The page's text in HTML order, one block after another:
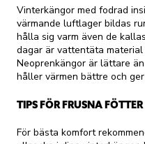
Vinterkängor med fodrad
värmande luftlager bildas
hålla sig varm även de
dagar är vattentäta
Neoprenkängor är lättare
håller värmen bättre och
TIPS FÖR FRUSNA FÖTTER
För bästa komfort